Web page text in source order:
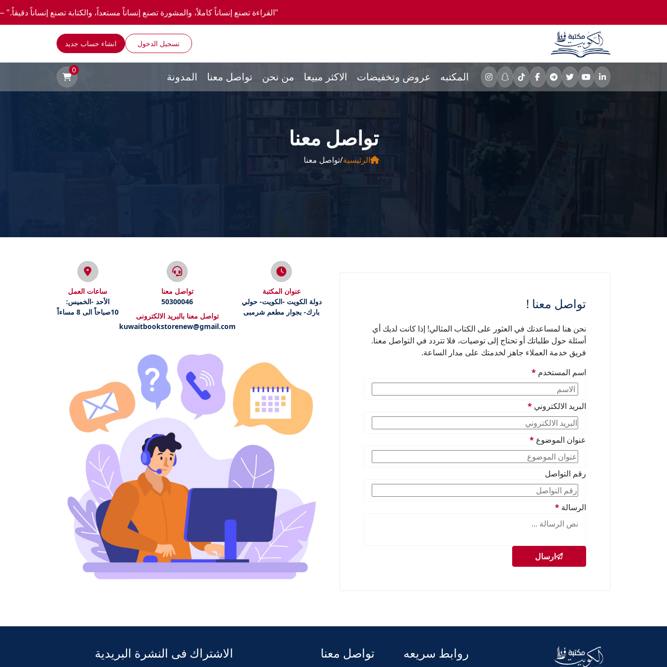
"القراءة تصنع إنساناً كاملاً، والمشورة تصنع إنساناً مستعداً، والكتابة تصنع إنساناً دقيقاً." —احصل علي عروض وخصومات
تسجيل الدخول انشاء حساب جديد
المدونة تواصل معنا من نحن الاكثر مبيعا عروض وتخفيضات المكتبه 0
تواصل معنا
الرئيسية/تواصل معنا
تواصل معنا !
نحن هنا لمساعدتك في العثور على الكتاب المثالي! إذا كانت لديك أي
أسئلة حول طلباتك أو تحتاج إلى توصيات، فلا تتردد في التواصل معنا.
فريق خدمة العملاء جاهز لخدمتك على مدار الساعة.
اسم المستخدم *
البريد الالكتروني *
عنوان الموضوع *
رقم التواصل
الرسالة *
ارسال
عنوان المكتبة
دولة الكويت -الكويت- حولي
بارك- بجوار مطعم شرمبى
تواصل معنا
50300046
تواصل معنا بالبريد الالكترونى
kuwaitbookstorenew@gmail.com
ساعات العمل
الأحد -الخميس:
10صباحاً الى 8 مساءاً
روابط سريعه تواصل معنا الاشتراك فى النشرة البريدية